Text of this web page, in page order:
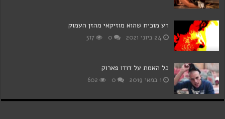
רע מוכיח שהוא מוזיקאי מהזן העמוק
24 ביוני 2021 0
517
כל האמת על דודו פארוק
1 במאי 2019 0
602